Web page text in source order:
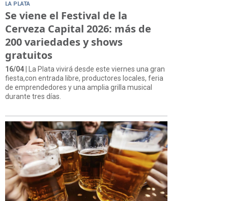
LA PLATA
Se viene el Festival de la
Cerveza Capital 2026: más de
200 variedades y shows
gratuitos
16/04 | La Plata vivirá desde este viernes una gran
fiesta,con entrada libre, productores locales, feria
de emprendedores y una amplia grilla musical
durante tres días.